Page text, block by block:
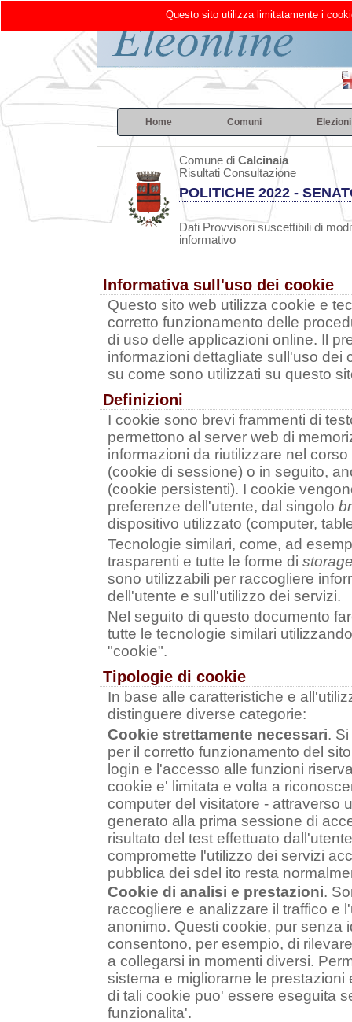
Home Comuni Elezioni
Comune di Calcinaia
Risultati Consultazione
POLITICHE 2022 -
Dati Provvisori suscettibili di
informativo
Informativa sull'uso dei cookie
Questo sito web utilizza cookie e
corretto funzionamento delle
di uso delle applicazioni online. Il
informazioni dettagliate sull'uso dei
su come sono utilizzati su questo
Definizioni
I cookie sono brevi frammenti di
permettono al server web di
informazioni da riutilizzare nel
(cookie di sessione) o in seguito,
(cookie persistenti). I cookie
preferenze dell'utente, dal singolo
dispositivo utilizzato (computer,
Tecnologie similari, come, ad
trasparenti e tutte le forme di
sono utilizzabili per raccogliere
dell'utente e sull'utilizzo dei servizi.
Nel seguito di questo documento
tutte le tecnologie similari
"cookie".
Tipologie di cookie
In base alle caratteristiche e
distinguere diverse categorie:
Cookie strettamente necessari.
per il corretto funzionamento del
login e l'accesso alle funzioni
cookie e' limitata e volta a
computer del visitatore - attraverso
generato alla prima sessione di
risultato del test effettuato
compromette l'utilizzo dei servizi
pubblica dei sdel ito resta
Cookie di analisi e prestazioni.
raccogliere e analizzare il traffico e
anonimo. Questi cookie, pur senza
consentono, per esempio, di
a collegarsi in momenti diversi.
sistema e migliorarne le
di tali cookie puo' essere eseguita
funzionalita'.
Questo sito utilizza limitatamente i